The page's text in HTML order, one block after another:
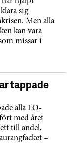
sig
Men alla
kan vara
missar i
tappade
alla LO-
med året
till andel,
–